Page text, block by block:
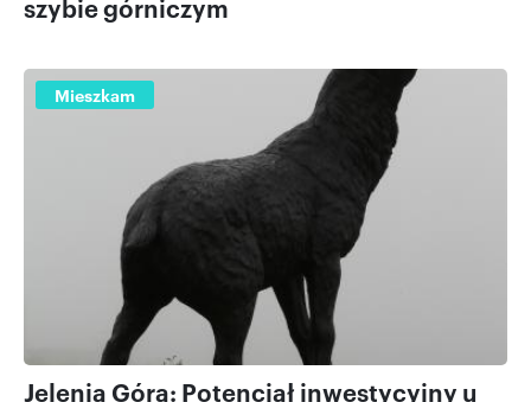
szybie górniczym
Mieszkam
Jelenia Góra: Potencjał inwestycyjny u